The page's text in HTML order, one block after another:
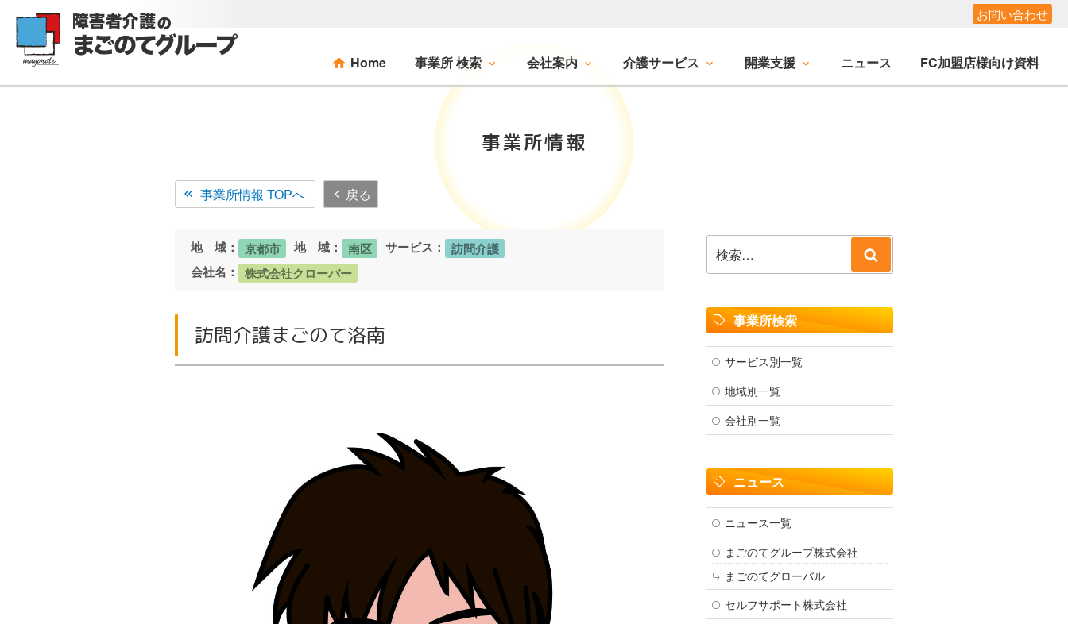
ツ
お問い合わせ
Home 事業所 検索 会社案内 介護サービス 開業支援 ニュース FC加盟店様向け資料
事業所情報
事業所情報 TOPへ 戻る
地 域： 京都市 地 域： 南区 サービス：
訪問介護
会社名：
株式会社クローバー
訪問介護まごのて洛南
索:
索
事業所検索
サービス別一覧
地域別一覧
会社別一覧
ニュース
ニュース一覧
まごのてグループ株式会社
まごのてグローバル
セルフサポート株式会社